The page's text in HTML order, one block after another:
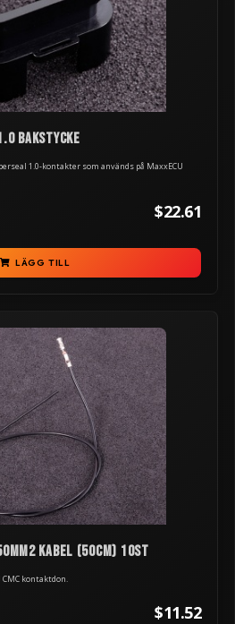
bakstycke
1.0-kontakter som används på MaxxECU
$22.61
LÄGG TILL
kabel (50cm) 10st
kontaktdon.
$11.52